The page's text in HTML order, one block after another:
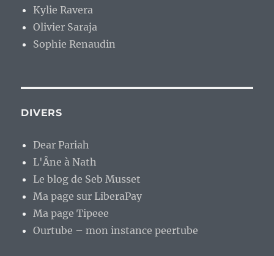
Kylie Ravera
Olivier Saraja
Sophie Renaudin
DIVERS
Dear Pariah
L'Âne à Nath
Le blog de Seb Musset
Ma page sur LiberaPay
Ma page Tipeee
Ourtube – mon instance peertube